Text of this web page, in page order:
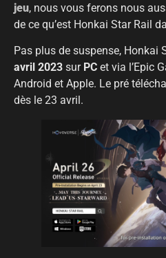
jeu, nous vous ferons nous
de ce qu’est Honkai Star Rail
Pas plus de suspense, Honkai
avril 2023 sur PC et via l’Epic
Android et Apple. Le pré
dès le 23 avril.